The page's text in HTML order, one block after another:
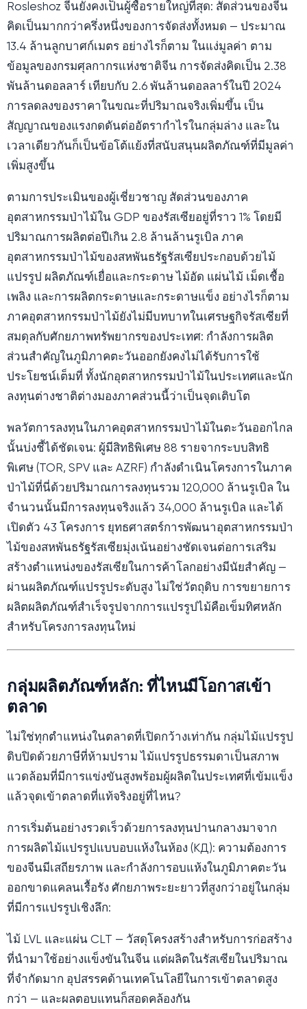
Rosleshoz จีนยังคงเป็นผู้ซื้อรายใหญ่ที่สุด: สัดส่วนของจีน
คิดเป็นมากกว่าครึ่งหนึ่งของการจัดส่งทั้งหมด — ประมาณ
13.4 ล้านลูกบาศก์เมตร อย่างไรก็ตาม ในแง่มูลค่า ตาม
ข้อมูลของกรมศุลกากรแห่งชาติจีน การจัดส่งคิดเป็น 2.38
พันล้านดอลลาร์ เทียบกับ 2.6 พันล้านดอลลาร์ในปี 2024
การลดลงของราคาในขณะที่ปริมาณจริงเพิ่มขึ้น เป็น
สัญญาณของแรงกดดันต่ออัตรากำไรในกลุ่มล่าง และใน
เวลาเดียวกันก็เป็นข้อโต้แย้งที่สนับสนุนผลิตภัณฑ์ที่มีมูลค่า
เพิ่มสูงขึ้น
ตามการประเมินของผู้เชี่ยวชาญ สัดส่วนของภาค
อุตสาหกรรมป่าไม้ใน GDP ของรัสเซียอยู่ที่ราว 1% โดยมี
ปริมาณการผลิตต่อปีเกิน 2.8 ล้านล้านรูเบิล ภาค
อุตสาหกรรมป่าไม้ของสหพันธรัฐรัสเซียประกอบด้วยไม้
แปรรูป ผลิตภัณฑ์เยื่อและกระดาษ ไม้อัด แผ่นไม้ เม็ดเชื้อ
เพลิง และการผลิตกระดาษและกระดาษแข็ง อย่างไรก็ตาม
ภาคอุตสาหกรรมป่าไม้ยังไม่มีบทบาทในเศรษฐกิจรัสเซียที่
สมดุลกับศักยภาพทรัพยากรของประเทศ: กำลังการผลิต
ส่วนสำคัญในภูมิภาคตะวันออกยังคงไม่ได้รับการใช้
ประโยชน์เต็มที่ ทั้งนักอุตสาหกรรมป่าไม้ในประเทศและนัก
ลงทุนต่างชาติต่างมองภาคส่วนนี้ว่าเป็นจุดเติบโต
พลวัตการลงทุนในภาคอุตสาหกรรมป่าไม้ในตะวันออกไกล
นั้นบ่งชี้ได้ชัดเจน: ผู้มีสิทธิพิเศษ 88 รายจากระบบสิทธิ
พิเศษ (TOR, SPV และ AZRF) กำลังดำเนินโครงการในภาค
ป่าไม้ที่นี่ด้วยปริมาณการลงทุนรวม 120,000 ล้านรูเบิล ใน
จำนวนนั้นมีการลงทุนจริงแล้ว 34,000 ล้านรูเบิล และได้
เปิดตัว 43 โครงการ ยุทธศาสตร์การพัฒนาอุตสาหกรรมป่า
ไม้ของสหพันธรัฐรัสเซียมุ่งเน้นอย่างชัดเจนต่อการเสริม
สร้างตำแหน่งของรัสเซียในการค้าโลกอย่างมีนัยสำคัญ —
ผ่านผลิตภัณฑ์แปรรูประดับสูง ไม่ใช่วัตถุดิบ การขยายการ
ผลิตผลิตภัณฑ์สำเร็จรูปจากการแปรรูปไม้คือเข็มทิศหลัก
สำหรับโครงการลงทุนใหม่
กลุ่มผลิตภัณฑ์หลัก: ที่ไหนมีโอกาสเข้า
ตลาด
ไม่ใช่ทุกตำแหน่งในตลาดที่เปิดกว้างเท่ากัน กลุ่มไม้แปรรูป
ดิบปิดด้วยภาษีที่ห้ามปราม ไม้แปรรูปธรรมดาเป็นสภาพ
แวดล้อมที่มีการแข่งขันสูงพร้อมผู้ผลิตในประเทศที่เข้มแข็ง
แล้วจุดเข้าตลาดที่แท้จริงอยู่ที่ไหน?
การเริ่มต้นอย่างรวดเร็วด้วยการลงทุนปานกลางมาจาก
การผลิตไม้แปรรูปแบบอบแห้งในห้อง (КД): ความต้องการ
ของจีนมีเสถียรภาพ และกำลังการอบแห้งในภูมิภาคตะวัน
ออกขาดแคลนเรื้อรัง ศักยภาพระยะยาวที่สูงกว่าอยู่ในกลุ่ม
ที่มีการแปรรูปเชิงลึก:
ไม้ LVL และแผ่น CLT — วัสดุโครงสร้างสำหรับการก่อสร้าง
ที่นำมาใช้อย่างแข็งขันในจีน แต่ผลิตในรัสเซียในปริมาณ
ที่จำกัดมาก อุปสรรคด้านเทคโนโลยีในการเข้าตลาดสูง
กว่า — และผลตอบแทนก็สอดคล้องกัน